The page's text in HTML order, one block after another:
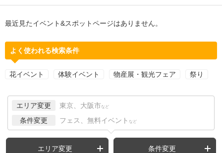
最近見たイベント&スポットページはありません。
よく使われる検索条件
花イベント 体験イベント 物産展・観光フェア 祭り
エリア変更 東京、大阪市 など
条件変更 フェス、無料イベント など
エリア変更 条件変更